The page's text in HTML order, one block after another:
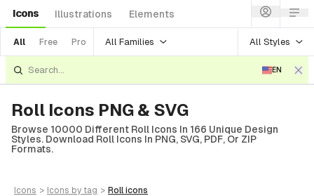
Icons Illustrations Elements
All Free Pro All Families All Styles
EN
Roll Icons PNG & SVG
Browse 10000 Different Roll Icons In 166 Unique Design
Styles. Download Roll Icons In PNG, SVG, PDF, Or ZIP
Formats.
icons > icons by tag > roll icons